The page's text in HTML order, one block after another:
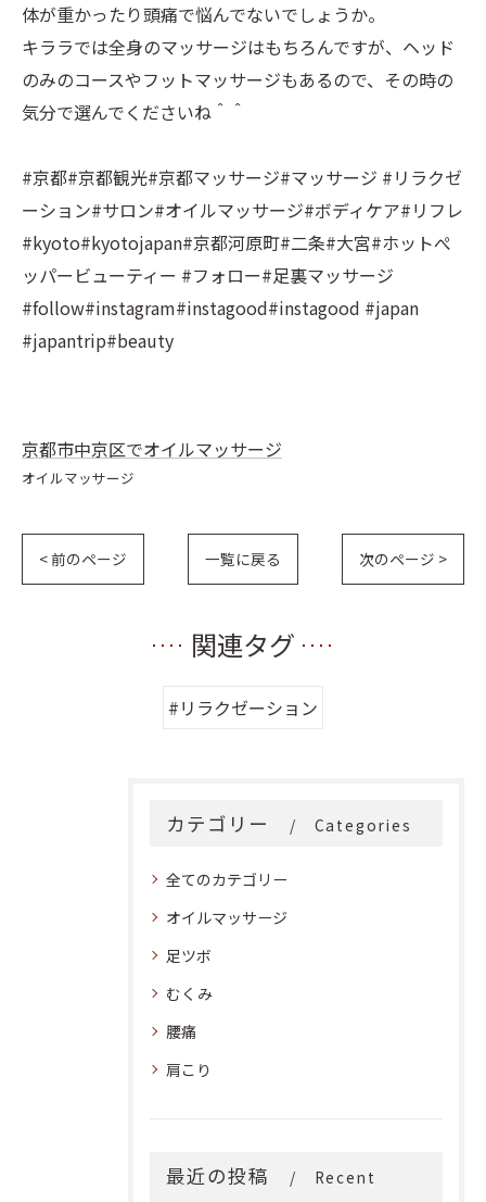
体が重かったり頭痛で悩んでないでしょうか。
キララでは全身のマッサージはもちろんですが、ヘッド
のみのコースやフットマッサージもあるので、その時の
気分で選んでくださいね＾＾
#京都#京都観光#京都マッサージ#マッサージ #リラクゼ
ーション#サロン#オイルマッサージ#ボディケア#リフレ
#kyoto#kyotojapan#京都河原町#二条#大宮#ホットぺ
ッパービューティー #フォロー#足裏マッサージ
#follow#instagram#instagood#instagood #japan
#japantrip#beauty
京都市中京区でオイルマッサージ
オイルマッサージ
< 前のページ 一覧に戻る 次のページ >
関連タグ
#リラクゼーション
カテゴリー Categories
全てのカテゴリー
オイルマッサージ
足ツボ
むくみ
腰痛
肩こり
最近の投稿
Recent